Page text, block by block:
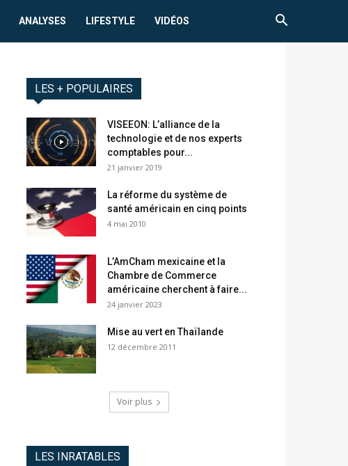
ANALYSES LIFESTYLE VIDÉOS
LES + POPULAIRES
VISEEON: L’alliance de la
technologie et de nos experts
comptables pour...
21 janvier 2019
La réforme du système de
santé américain en cinq points
4 mai 2010
L’AmCham mexicaine et la
Chambre de Commerce
américaine cherchent à faire...
24 janvier 2023
Mise au vert en Thaïlande
12 décembre 2011
Voir plus
LES INRATABLES